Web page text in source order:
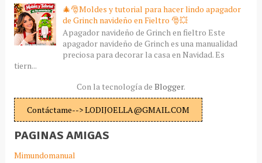
🎄🎅Moldes y tutorial para hacer lindo apagador
de Grinch navideño en Fieltro 🎅💥
Apagador navideño de Grinch en fieltro Este
apagador navideño de Grinch es una manualidad
preciosa para decorar la casa en Navidad. Es
tiern...
Con la tecnología de Blogger.
Contáctame--> LODIJOELLA@GMAIL.COM
PAGINAS AMIGAS
Mimundomanual